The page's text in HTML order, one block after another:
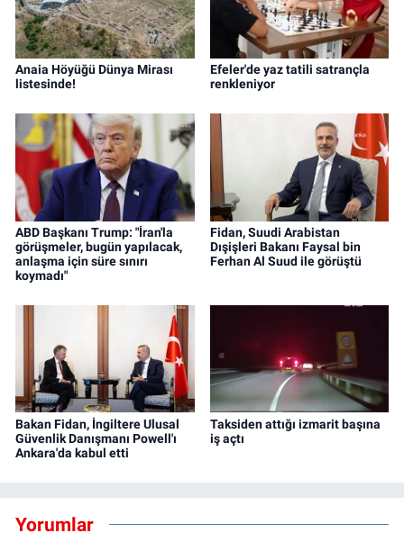
Anaia Höyüğü Dünya Mirası
listesinde!
Efeler'de yaz tatili satrançla
renkleniyor
ABD Başkanı Trump: "İran'la
görüşmeler, bugün yapılacak,
anlaşma için süre sınırı
koymadı"
Fidan, Suudi Arabistan
Dışişleri Bakanı Faysal bin
Ferhan Al Suud ile görüştü
Bakan Fidan, İngiltere Ulusal
Güvenlik Danışmanı Powell'ı
Ankara'da kabul etti
Taksiden attığı izmarit başına
iş açtı
Yorumlar